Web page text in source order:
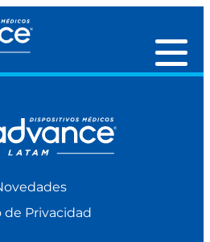
de Privacidad